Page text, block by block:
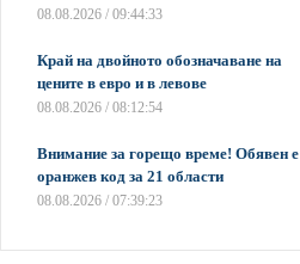
08.08.2026 / 09:44:33
Край на двойното обозначаване на
цените в евро и в левове
08.08.2026 / 08:12:54
Внимание за горещо време! Обявен е
оранжев код за 21 области
08.08.2026 / 07:39:23